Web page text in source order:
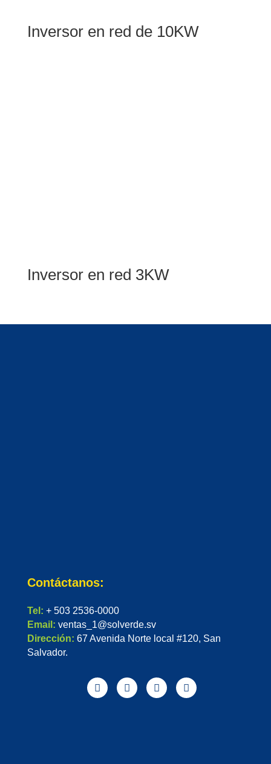
Inversor en red de 10KW
Inversor en red 3KW
Contáctanos:
Tel: + 503 2536-0000
Email: ventas_1@solverde.sv
Dirección: 67 Avenida Norte local #120, San
Salvador.